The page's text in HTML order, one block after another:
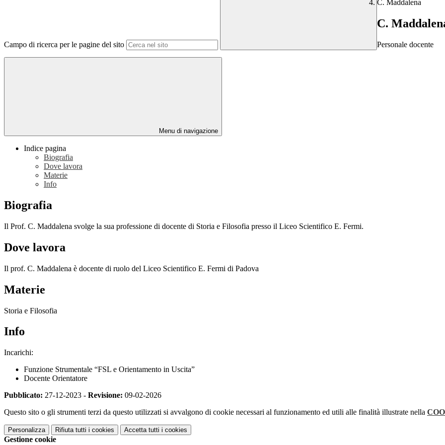
Campo di ricerca per le pagine del sito
C. Maddalena
C.
Personale docente
Menu di navigazione
Indice pagina
Biografia
Dove lavora
Materie
Info
Biografia
Il Prof. C. Maddalena svolge la sua professione di docente di Storia e Filosofia presso il Liceo Scientifico E. Fermi.
Dove lavora
Il prof. C. Maddalena è docente di ruolo del Liceo Scientifico E. Fermi di Padova
Materie
Storia e Filosofia
Info
Incarichi:
Funzione Strumentale “FSL e Orientamento in Uscita”
Docente Orientatore
Pubblicato: 27-12-2023 - Revisione: 09-02-2026
Questo sito o gli strumenti terzi da questo utilizzati si avvalgono di cookie necessari al funzionamento ed utili alle finalità illustrate nella
Personalizza Rifiuta tutti i cookies Accetta tutti i cookies
Gestione cookie